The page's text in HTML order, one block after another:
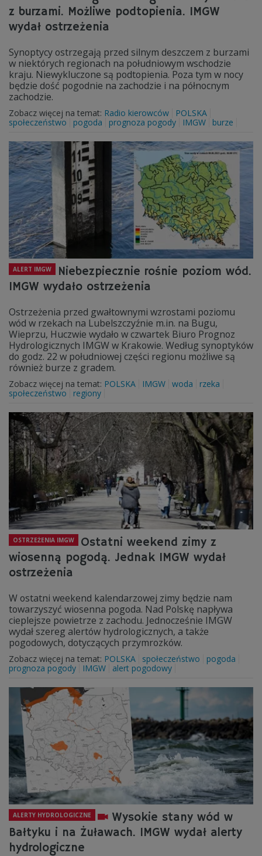
z burzami. Możliwe podtopienia. IMGW
wydał ostrzeżenia
Synoptycy ostrzegają przed silnym deszczem z burzami
w niektórych regionach na południowym wschodzie
kraju. Niewykluczone są podtopienia. Poza tym w nocy
będzie dość pogodnie na zachodzie i na północnym
zachodzie.
Zobacz więcej na temat: Radio kierowców
POLSKA
społeczeństwo
pogoda prognoza pogody IMGW burze
ALERT IMGW
Niebezpiecznie rośnie poziom wód.
IMGW wydało ostrzeżenia
Ostrzeżenia przed gwałtownymi wzrostami poziomu
wód w rzekach na Lubelszczyźnie m.in. na Bugu,
Wieprzu, Huczwie wydało w czwartek Biuro Prognoz
Hydrologicznych IMGW w Krakowie. Według synoptyków
do godz. 22 w południowej części regionu możliwe są
również burze z gradem.
Zobacz więcej na temat: POLSKA IMGW woda
rzeka
społeczeństwo
regiony
OSTRZEŻENIA IMGW
Ostatni weekend zimy z
wiosenną pogodą. Jednak IMGW wydał
ostrzeżenia
W ostatni weekend kalendarzowej zimy będzie nam
towarzyszyć wiosenna pogoda. Nad Polskę napływa
cieplejsze powietrze z zachodu. Jednocześnie IMGW
wydał szereg alertów hydrologicznych, a także
pogodowych, dotyczących przymrozków.
Zobacz więcej na temat: POLSKA społeczeństwo
pogoda
prognoza pogody
IMGW alert pogodowy
ALERTY HYDROLOGICZNE
Wysokie stany wód w
Bałtyku i na Żuławach. IMGW wydał alerty
hydrologiczne